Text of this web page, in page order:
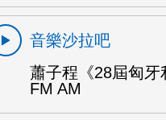
音樂沙拉吧
蕭子程《28屆匈
FM AM